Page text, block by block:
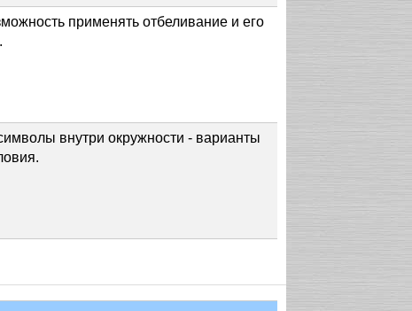
применять отбеливание и его
внутри окружности - варианты